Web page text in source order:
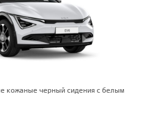
кожаные черный сидения с белым